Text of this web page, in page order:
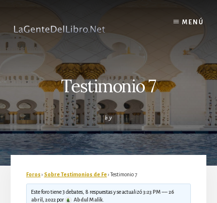
content
MENÚ
Testimonio 7
by
Foros › Sobre Testimonios de Fe › Testimonio 7
Este foro tiene 3 debates, 8 respuestas y se actualizó3:23 PM –– 26
abril, 2022por Abdul Malik.